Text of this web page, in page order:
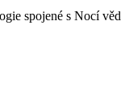
spojené s Nocí